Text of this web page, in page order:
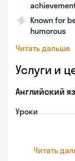
Known for
humorous
Читать дальше
Услуги и
Английский
Уроки
Читать